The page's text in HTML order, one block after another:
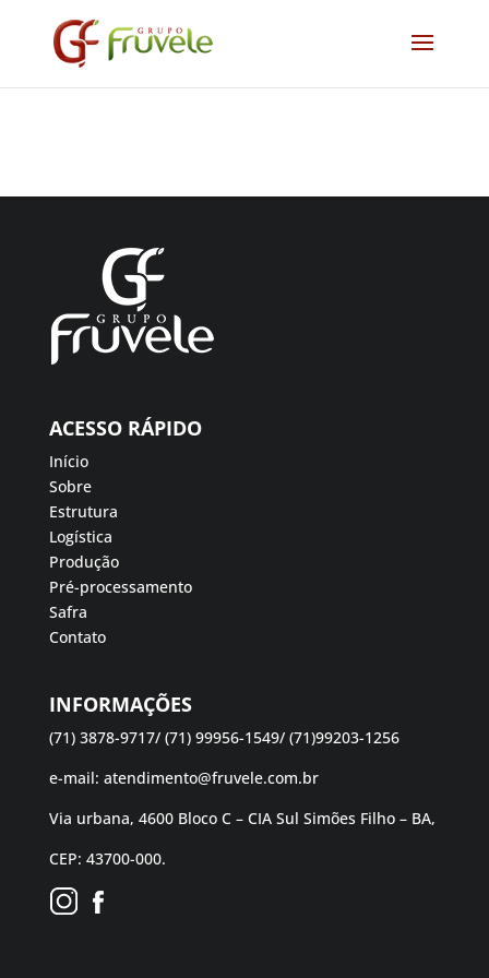
ACESSO RÁPIDO
Início
Sobre
Estrutura
Logística
Produção
Pré-processamento
Safra
Contato
INFORMAÇÕES
(71) 3878-9717/ (71) 99956-1549/ (71)99203-1256
e-mail: atendimento@fruvele.com.br
Via urbana, 4600 Bloco C – CIA Sul Simões Filho – BA,
CEP: 43700-000.